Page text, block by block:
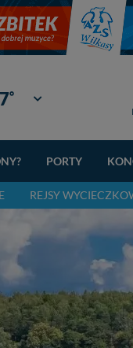
° Giżycko
PORTY
REJSY